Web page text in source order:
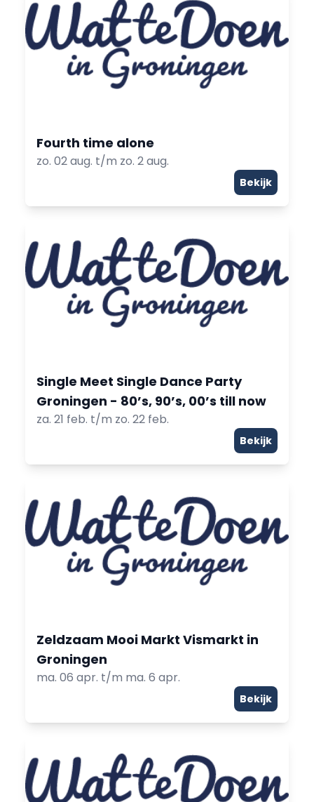
Fourth time alone
zo. 02 aug. t/m zo. 2 aug.
Bekijk
Single Meet Single Dance Party
Groningen - 80’s, 90’s, 00’s till now
za. 21 feb. t/m zo. 22 feb.
Bekijk
Zeldzaam Mooi Markt Vismarkt in
Groningen
ma. 06 apr. t/m ma. 6 apr.
Bekijk